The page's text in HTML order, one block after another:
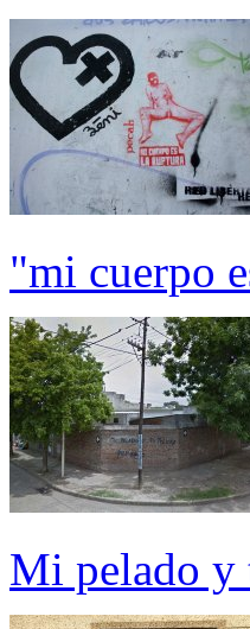
"mi cuerpo
Mi pelado y